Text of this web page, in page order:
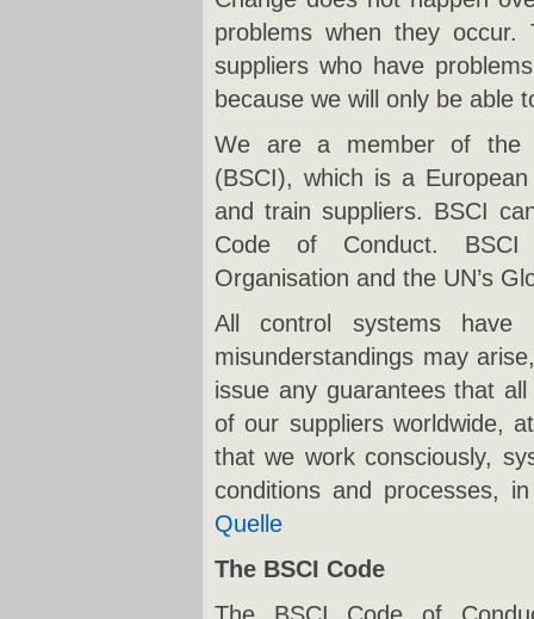
problems when they
suppliers who have
because we will only be able
We are a member of the
(BSCI), which is a
and train suppliers. BSCI
Code of Conduct. BSCI
Organisation and the UN’s
All control systems have
misunderstandings may
issue any guarantees that
of our suppliers worldwide,
that we work consciously,
conditions and processes,
Quelle
The BSCI Code